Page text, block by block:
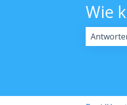
Wie